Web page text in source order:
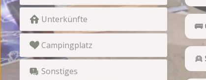
Unterkünfte
Campingplatz
Sonstiges
🚌
👱